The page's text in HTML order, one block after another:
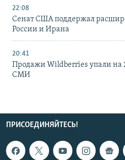
22:08
Сенат США поддержал
России и Ирана
20:41
Продажи Wildberries упали на
СМИ
ПРИСОЕДИНЯЙТЕСЬ!